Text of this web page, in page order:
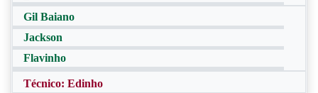
Gil Baiano
Jackson
Flavinho
Técnico: Edinho